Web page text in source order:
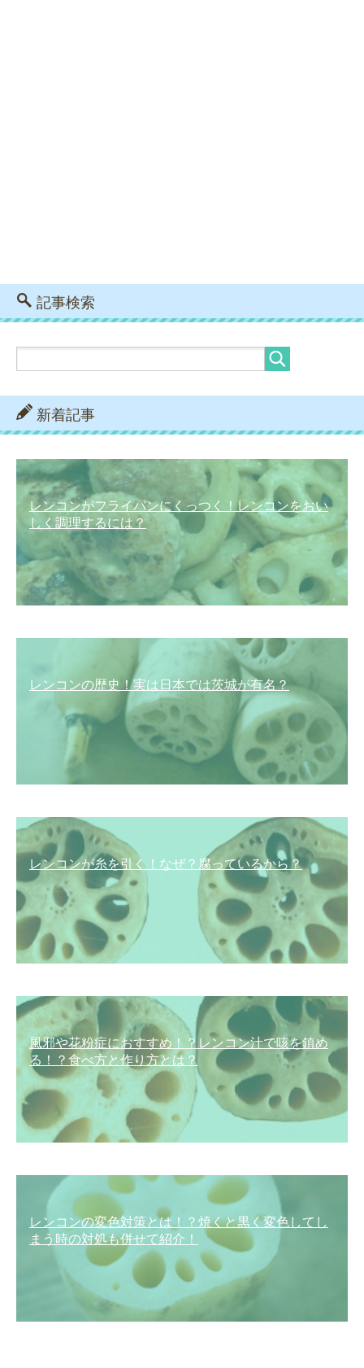
記事検索
新着記事
レンコンがフライパンにくっつく！レンコンをおい
しく調理するには？
レンコンの歴史！実は日本では茨城が有名？
レンコンが糸を引く！なぜ？腐っているから？
風邪や花粉症におすすめ！？レンコン汁で咳を鎮め
る！？食べ方と作り方とは？
レンコンの変色対策とは！？焼くと黒く変色してし
まう時の対処も併せて紹介！